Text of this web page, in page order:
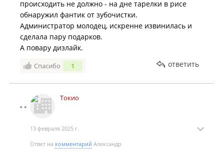
происходить не должно - на дне тарелки в рисе
обнаружил фантик от зубочистки.
Администратор молодец, искренне извинилась и
сделала пару подарков.
А повару дизлайк.
Спасибо 1 ответить
Токио
13 февраля 2025 г.
Ответ на комментарий Александр